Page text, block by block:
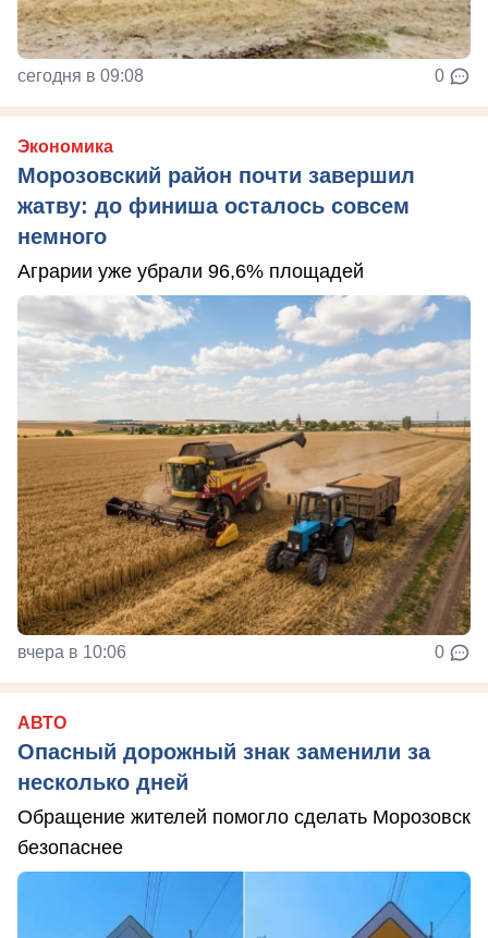
сегодня в 09:08 0
Экономика
Морозовский район почти завершил
жатву: до финиша осталось совсем
немного
Аграрии уже убрали 96,6% площадей
вчера в 10:06 0
АВТО
Опасный дорожный знак заменили за
несколько дней
Обращение жителей помогло сделать Морозовск
безопаснее